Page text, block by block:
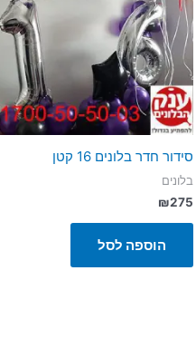
סידור חדר בלונים 16 קטן
בלונים
₪275
הוספה לסל